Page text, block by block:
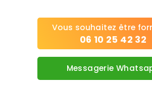
Vous souhaitez être
06 10 25 42 32
Messagerie